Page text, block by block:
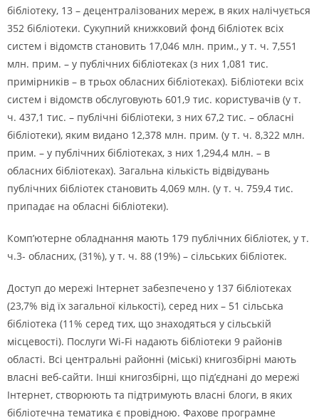
бібліотеку, 13 – децентралізованих мереж, в яких налічується
352 бібліотеки. Сукупний книжковий фонд бібліотек всіх
систем і відомств становить 17,046 млн. прим., у т. ч. 7,551
млн. прим. – у публічних бібліотеках (з них 1,081 тис.
примірників – в трьох обласних бібліотеках). Бібліотеки всіх
систем і відомств обслуговують 601,9 тис. користувачів (у т.
ч. 437,1 тис. – публічні бібліотеки, з них 67,2 тис. – обласні
бібліотеки), яким видано 12,378 млн. прим. (у т. ч. 8,322 млн.
прим. – у публічних бібліотеках, з них 1,294,4 млн. – в
обласних бібліотеках). Загальна кількість відвідувань
публічних бібліотек становить 4,069 млн. (у т. ч. 759,4 тис.
припадає на обласні бібліотеки).
Комп’ютерне обладнання мають 179 публічних бібліотек, у т.
ч.3- обласних, (31%), у т. ч. 88 (19%) – сільських бібліотек.
Доступ до мережі Інтернет забезпечено у 137 бібліотеках
(23,7% від їх загальної кількості), серед них – 51 сільська
бібліотека (11% серед тих, що знаходяться у сільській
місцевості). Послуги Wi-Fi надають бібліотеки 9 районів
області. Всі центральні районні (міські) книгозбірні мають
власні веб-сайти. Інші книгозбірні, що під’єднані до мережі
Інтернет, створюють та підтримують власні блоги, в яких
бібліотечна тематика є провідною. Фахове програмне